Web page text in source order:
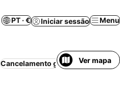
PT · € Iniciar sessão Menu
Cancelamento gratuito Meia-
Ver mapa